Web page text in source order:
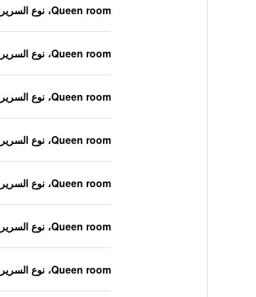
Queen room، نوع السرير غير معروف
Queen room، نوع السرير غير معروف
Queen room، نوع السرير غير معروف
Queen room، نوع السرير غير معروف
Queen room، نوع السرير غير معروف
Queen room، نوع السرير غير معروف
Queen room، نوع السرير غير معروف